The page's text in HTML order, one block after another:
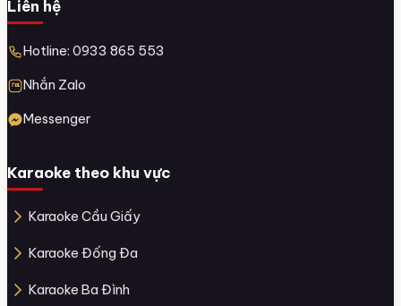
Liên hệ
Hotline: 0933 865 553
Nhắn Zalo
Messenger
Karaoke theo khu vực
Karaoke Cầu Giấy
Karaoke Đống Đa
Karaoke Ba Đình